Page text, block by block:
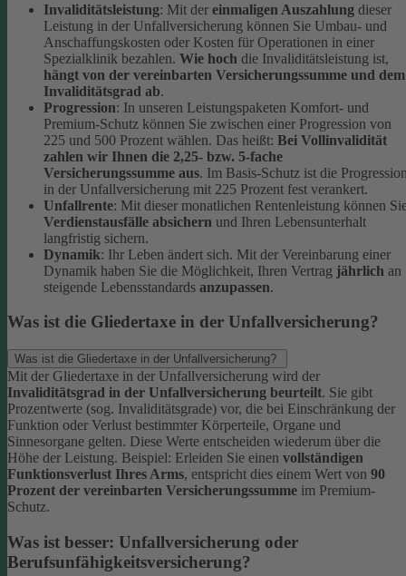
Invaliditätsleistung: Mit der einmaligen Auszahlung dieser
Leistung in der Unfallversicherung können Sie Umbau- und
Anschaffungskosten oder Kosten für Operationen in einer
Spezialklinik bezahlen. Wie hoch die Invaliditätsleistung ist,
hängt von der vereinbarten Versicherungssumme und dem
Invaliditätsgrad ab.
Progression: In unseren Leistungspaketen Komfort- und
Premium-Schutz können Sie zwischen einer Progression von
225 und 500 Prozent wählen. Das heißt: Bei Vollinvalidität
zahlen wir Ihnen die 2,25- bzw. 5-fache
Versicherungssumme aus. Im Basis-Schutz ist die
in der Unfallversicherung mit 225 Prozent fest verankert.
Unfallrente: Mit dieser monatlichen Rentenleistung können
Verdienstausfälle absichern und Ihren Lebensunterhalt
langfristig sichern.
Dynamik: Ihr Leben ändert sich. Mit der Vereinbarung einer
Dynamik haben Sie die Möglichkeit, Ihren Vertrag jährlich an
steigende Lebensstandards anzupassen.
Was ist die Gliedertaxe in der Unfallversicherung?
Was ist die Gliedertaxe in der Unfallversicherung?
Mit der Gliedertaxe in der Unfallversicherung wird der
Invaliditätsgrad in der Unfallversicherung beurteilt. Sie gibt
Prozentwerte (sog. Invaliditätsgrade) vor, die bei Einschränkung der
Funktion oder Verlust bestimmter Körperteile, Organe und
Sinnesorgane gelten. Diese Werte entscheiden wiederum über die
Höhe der Leistung. Beispiel: Erleiden Sie einen vollständigen
Funktionsverlust Ihres Arms, entspricht dies einem Wert von 90
Prozent der vereinbarten Versicherungssumme im Premium-
Schutz.
Was ist besser: Unfallversicherung oder
Berufsunfähigkeitsversicherung?